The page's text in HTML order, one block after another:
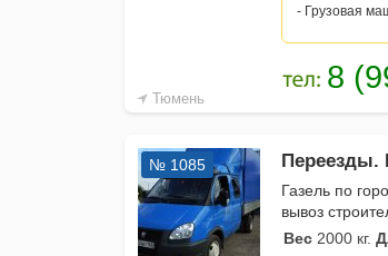
Тюмень
- Грузовая
№ 1085 Переезды.
Газель по
вывоз
Вес 2000 кг.